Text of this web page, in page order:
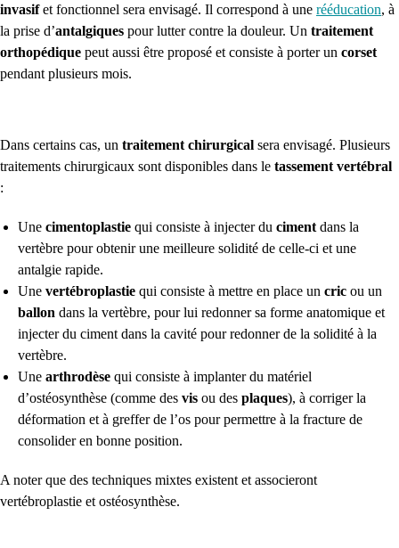
invasifet fonctionnel sera envisagé. Il correspond à une rééducation, à
la prise d’antalgiques pour lutter contre la douleur. Un traitement
orthopédique peut aussi être proposé et consiste à porter un corset
pendant plusieurs mois.
Dans certains cas, un traitement chirurgical sera envisagé. Plusieurs
traitements chirurgicaux sont disponibles dans le tassement vertébral
:
Une cimentoplastie qui consiste à injecter du ciment dans la
vertèbre pour obtenir une meilleure solidité de celle-ci et une
antalgie rapide.
Une vertébroplastie qui consiste à mettre en place un cric ou un
ballon dans la vertèbre, pour lui redonner sa forme anatomique et
injecter du ciment dans la cavité pour redonner de la solidité à la
vertèbre.
Une arthrodèse qui consiste à implanter du matériel
d’ostéosynthèse (comme des vis ou des plaques), à corriger la
déformation et à greffer de l’os pour permettre à la fracture de
consolider en bonne position.
A noter que des techniques mixtes existent et associeront
vertébroplastie et ostéosynthèse.